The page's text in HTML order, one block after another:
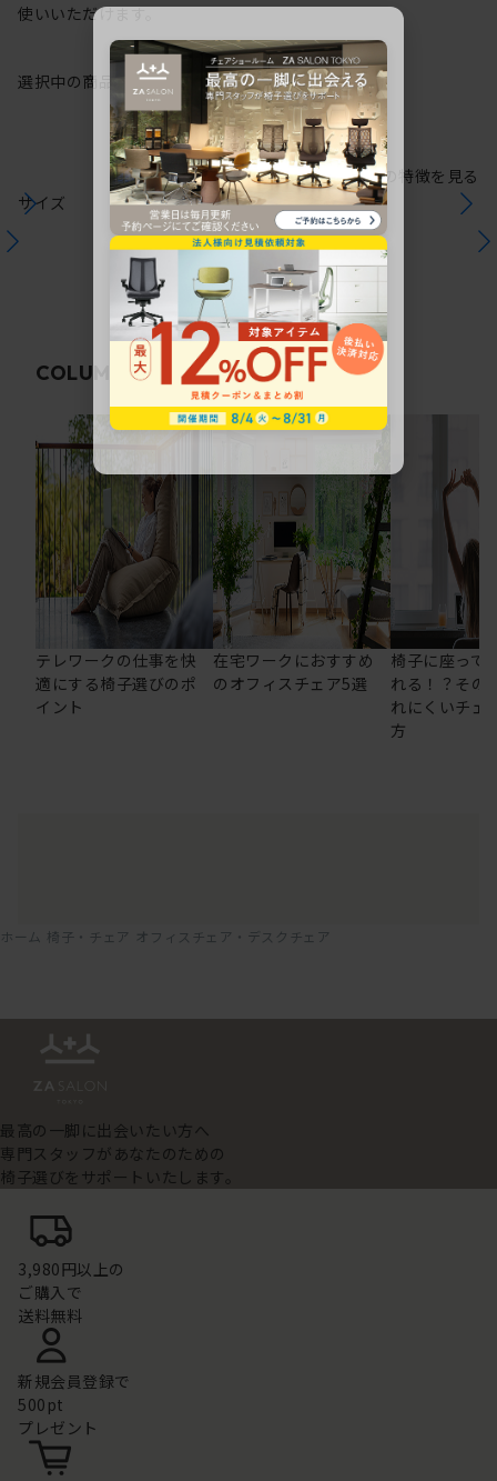
使いいただけます。
選択中の商品情報保証 注意事項
サイズ
シリーズの特徴を見る
COLUMN 関連コラム
テレワークの仕事を快
適にする椅子選びのポ
イント
在宅ワークにおすすめ
のオフィスチェア5選
椅子に座って
れる！？その
れにくいチェ
方
ホーム 椅子・チェア オフィスチェア・デスクチェア
最高の一脚に出会いたい方へ
専門スタッフがあなたのための
椅子選びをサポートいたします。
3,980円以上の
ご購入で
送料無料
新規会員登録で
500pt
プレゼント